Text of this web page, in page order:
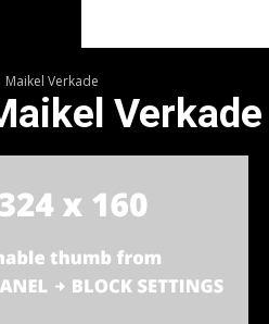
Maikel Verkade
Verkade